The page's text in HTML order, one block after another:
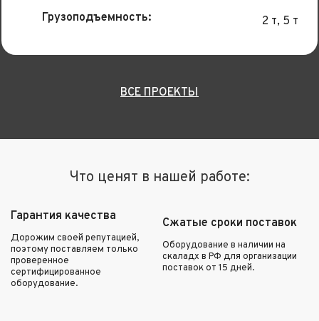
Грузоподъемность:
2 т, 5 т
ВСЕ ПРОЕКТЫ
Что ценят в нашей работе:
Гарантия качества
Дорожим своей репутацией,
поэтому поставляем только
проверенное
сертифицированное
оборудование.
Сжатые сроки поставок
Оборудование в наличии на
скаладх в РФ для организации
поставок от 15 дней.